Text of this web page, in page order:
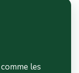
les